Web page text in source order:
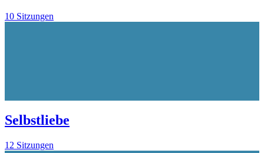
10 Sitzungen
Selbstliebe
12 Sitzungen